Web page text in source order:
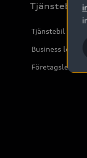
Tjänstebil
Tjänstebil
Business lease
Företagsleasing